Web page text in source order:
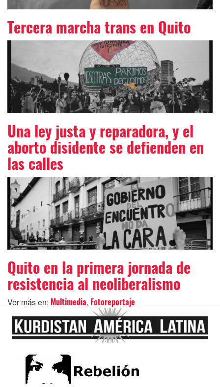
Tercera marcha trans en Quito
Una ley justa y reparadora, y el
aborto disidente se defienden en
las calles
Quito en la primera jornada de
resistencia al neoliberalismo
Ver más en: Multimedia, Fotoreportaje